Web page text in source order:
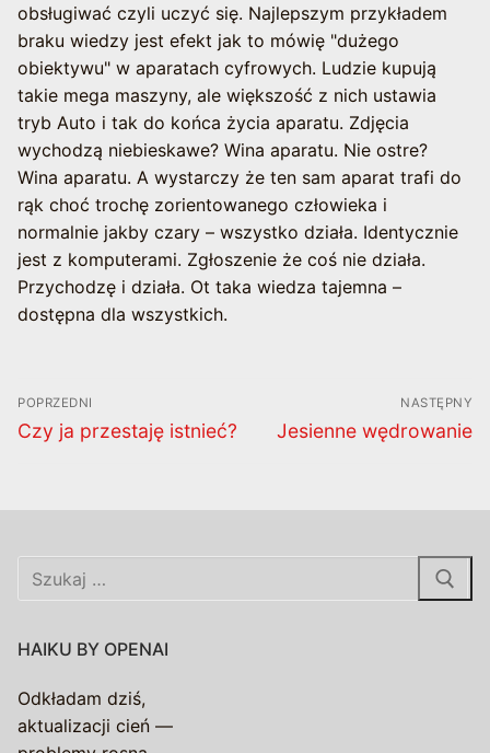
obsługiwać czyli uczyć się. Najlepszym przykładem
braku wiedzy jest efekt jak to mówię "dużego
obiektywu" w aparatach cyfrowych. Ludzie kupują
takie mega maszyny, ale większość z nich ustawia
tryb Auto i tak do końca życia aparatu. Zdjęcia
wychodzą niebieskawe? Wina aparatu. Nie ostre?
Wina aparatu. A wystarczy że ten sam aparat trafi do
rąk choć trochę zorientowanego człowieka i
normalnie jakby czary – wszystko działa. Identycznie
jest z komputerami. Zgłoszenie że coś nie działa.
Przychodzę i działa. Ot taka wiedza tajemna –
dostępna dla wszystkich.
Nawigacja
wpisu
POPRZEDNI
Poprzedni
Czy ja przestaję istnieć?
NASTĘPNY
Następny
Jesienne wędrowanie
Szukaj:
HAIKU BY OPENAI
Odkładam dziś,
aktualizacji cień —